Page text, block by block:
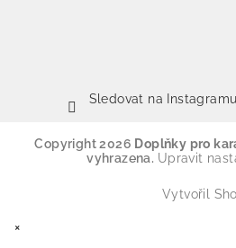
Sledovat na Instagramu
Copyright 2026 Doplňky pro
vyhrazena. Upravit
Vytvořil
×